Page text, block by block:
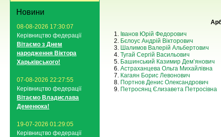
Новини
08-08-2026 17:30:07
Керівництво федерації
Вітаємо з Днем
народження Віктора
Харьківського!
07-08-2026 22:27:55
Керівництво федерації
Вітаємо Владислава
Деменюка!
19-07-2026 01:29:05
Керівництво федерації
1. Іванов Юрій Федорович
2. Бєлоус Андрій Вікторович
3. Шалимов Валерій Альбертович
4. Тугай Сергій Васильович
5. Башинський Казимир Дем’янович
6. Астраханцева Ольга Михайлівна
7. Кагаян Борис Левонович
8. Портнов Денис Олександрович
9. Петросянц Єлизавета Петросівна